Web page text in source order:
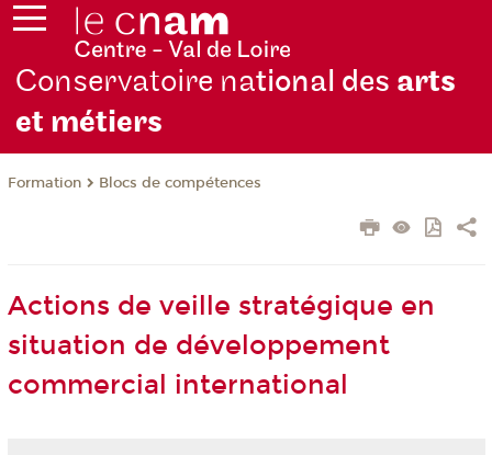
Conservatoire national des arts
et métiers
Formation Blocs de compétences
Actions de veille stratégique en
situation de développement
commercial international